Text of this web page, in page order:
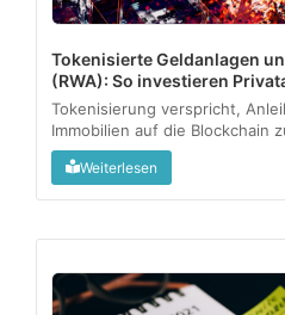
Tokenisierte Geldanlagen
(RWA): So investieren
Tokenisierung verspricht,
Immobilien auf die Blockchain
regulierte Angebote vom
als kleine Beimischung sinnvoll
Weiterlesen